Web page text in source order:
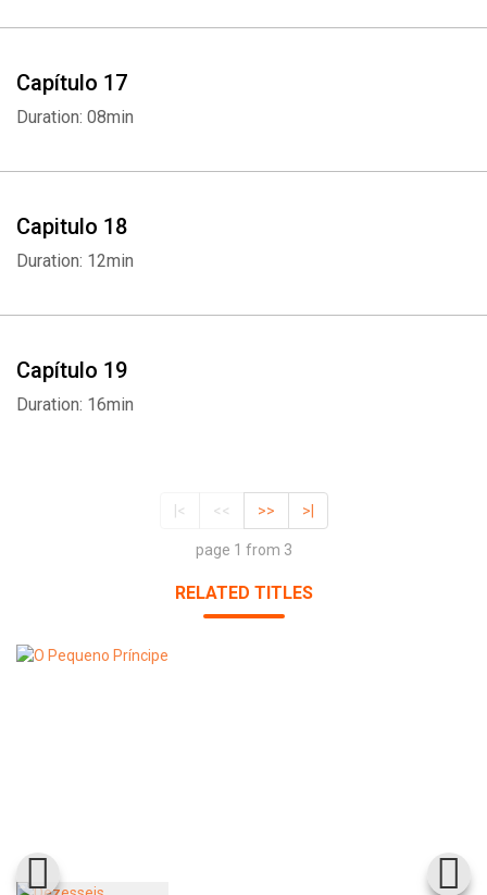
Capítulo 17
Duration: 08min
Capitulo 18
Duration: 12min
Capítulo 19
Duration: 16min
|< << >> >|
page 1 from 3
RELATED TITLES